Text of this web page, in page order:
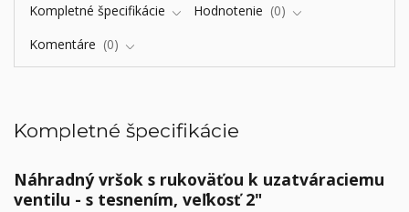
Kompletné špecifikácie Hodnotenie
0
Komentáre
0
Kompletné špecifikácie
Náhradný vršok s rukoväťou k uzatváraciemu
ventilu - s tesnením, veľkosť 2"